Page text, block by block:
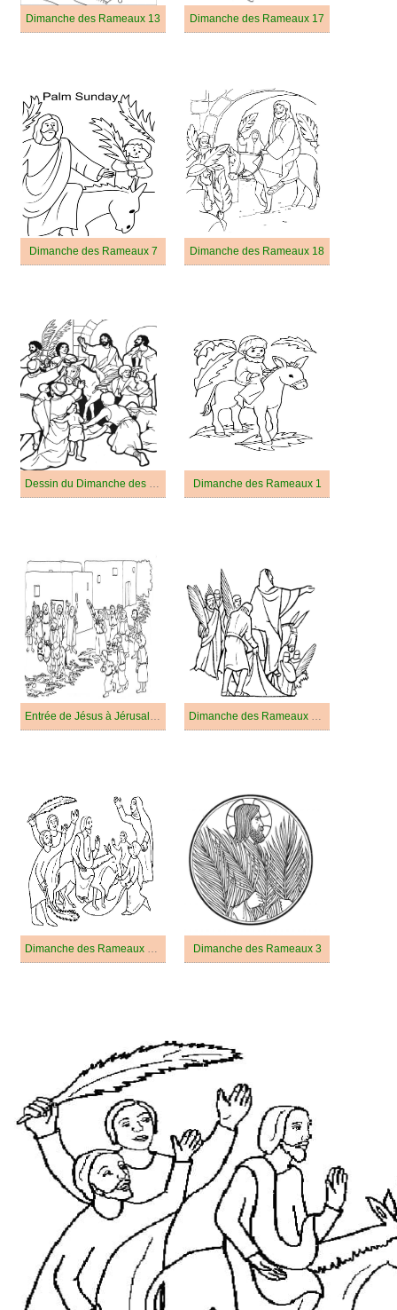
Dimanche des Rameaux 13 Dimanche des Rameaux 17
Dimanche des Rameaux 7 Dimanche des Rameaux 18
Dessin du Dimanche des Rameaux Gratuit Dimanche des Rameaux 1
Entrée de Jésus à Jérusalem Dimanche des Rameaux Gratuit
Dimanche des Rameaux Gratuit Pour les Enfants Dimanche des Rameaux 3